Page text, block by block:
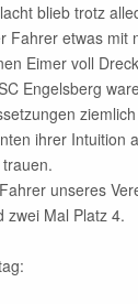
blieb trotz
Fahrer etwas mit
Eimer voll
Engelsberg
ihrer Intuition
unseres
zwei Mal Platz 4.